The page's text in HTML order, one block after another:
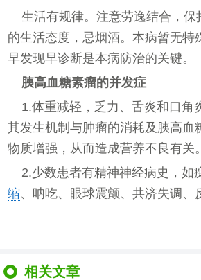
生活有规律。注意劳逸结合，保
的生活态度，忌烟酒。本病暂无特
早发现早诊断是本病防治的关键。
胰高血糖素瘤的并发症
1.体重减轻，乏力、舌炎和口角
其发生机制与肿瘤的消耗及胰高血
物质增强，从而造成营养不良有关。
2.少数患者有精神神经病史，如
缩、呐吃、眼球震颤、共济失调、
相关文章